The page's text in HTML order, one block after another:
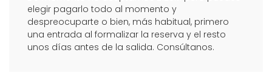
elegir pagarlo todo al momento y
despreocuparte o bien, más habitual, primero
una entrada al formalizar la reserva y el resto
unos días antes de la salida. Consúltanos.